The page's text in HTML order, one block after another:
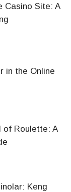
Casino Site: A
in the Online
of Roulette: A
Keng